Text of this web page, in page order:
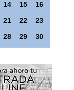
14 15 16
21 22 23
28 29 30